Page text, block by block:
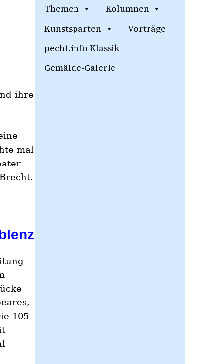
ihre
mal
105
Themen
Kolumnen
Kunstsparten
Vorträge
pecht.info Klassik
Gemälde-Galerie